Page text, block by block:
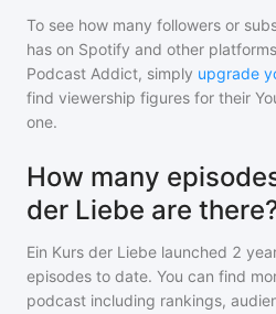
To see how many followers or
has on Spotify and other
Podcast Addict, simply upgrade
find viewership figures for their
one.
How many
der Liebe are
Ein Kurs der Liebe launched 2
episodes to date. You can find
podcast including rankings,